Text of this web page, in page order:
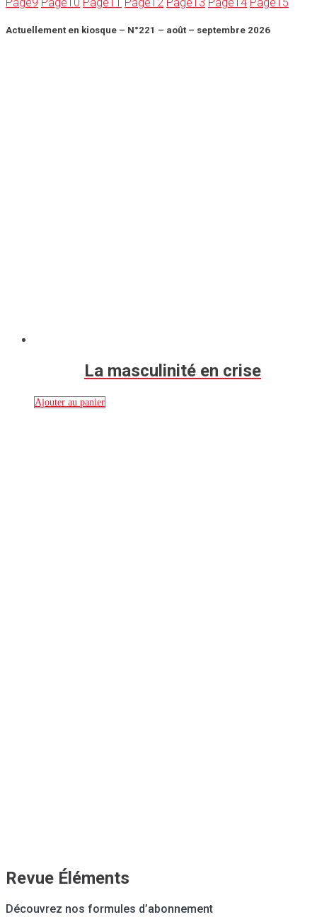
Actuellement en kiosque – N°221 – août – septembre 2026
La masculinité en crise
Ajouter au panier
Revue Éléments
Découvrez nos formules d’abonnement